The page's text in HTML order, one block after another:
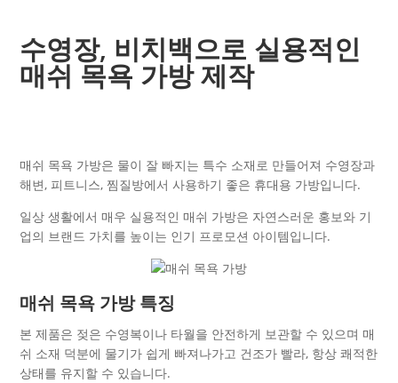
수영장, 비치백으로 실용적인
매쉬 목욕 가방 제작
매쉬 목욕 가방은 물이 잘 빠지는 특수 소재로 만들어져 수영장과
해변, 피트니스, 찜질방에서 사용하기 좋은 휴대용 가방입니다.
일상 생활에서 매우 실용적인 매쉬 가방은 자연스러운 홍보와 기
업의 브랜드 가치를 높이는 인기 프로모션 아이템입니다.
매쉬 목욕 가방 특징
본 제품은 젖은 수영복이나 타월을 안전하게 보관할 수 있으며 매
쉬 소재 덕분에 물기가 쉽게 빠져나가고 건조가 빨라, 항상 쾌적한
상태를 유지할 수 있습니다.